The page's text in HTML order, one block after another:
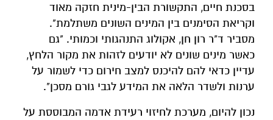
בסכנת חיים, התקשורת הבין-מינית חזקה מאוד
וקריאת הסימנים בין המינים השונים משתלמת".
מסביר ד"ר רון חן, אקולוג התנהגותי וכמותי. "גם
כאשר מינים שונים לא יודעים לזהות את מקור הלחץ,
עדיין כדאי להם להיכנס למצב חירום כדי לשמור על
ערנות ולשדר הלאה את המידע לגבי גורם מסכן".
נכון להיום, מערכת לחיזוי רעידת אדמה המבוססת על